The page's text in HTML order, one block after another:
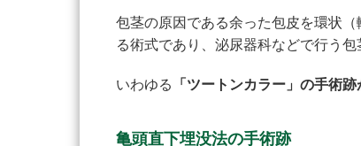
包茎の原因である余った包皮を環状
る術式であり、泌尿器科などで行う包
いわゆる 「ツートンカラー」の手術
亀頭直下埋没法の手術跡